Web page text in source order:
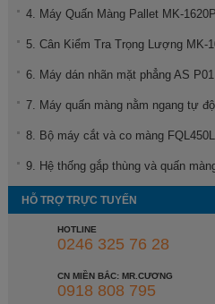
4. Máy Quấn Màng Pallet MK-
5. Cân Kiểm Tra Trọng Lượng MK-
6. Máy dán nhãn mặt phẳng AS P01
7. Máy quấn màng nằm ngang tự
8. Bộ máy cắt và co màng
9. Hệ thống gắp thùng và quấn
HỖ TRỢ TRỰC TUYẾN
HOTLINE
0246 325 76 28
CN MIỀN BẮC: MR.CƯƠNG
0918 808 795